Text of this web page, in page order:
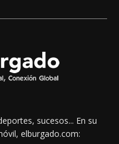
sucesos... En su
elburgado.com: